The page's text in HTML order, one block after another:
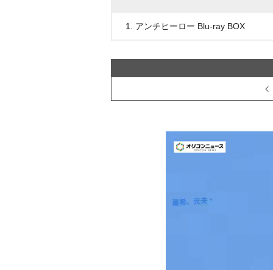
1. アンチヒーロー Blu-ray BOX